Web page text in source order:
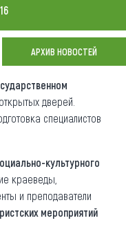
АРХИВ НОВОСТЕЙ
дверей.
специалистов
культурного
краеведы,
и преподаватели
мероприятий